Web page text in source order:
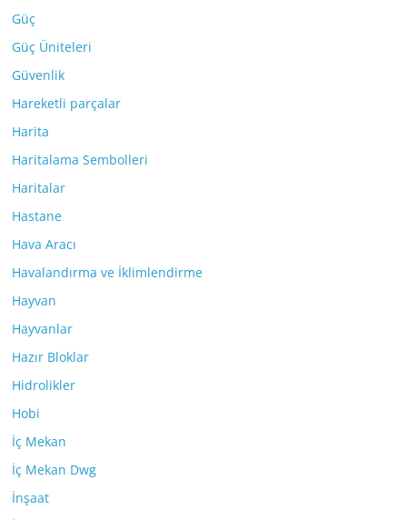
Güç
Güç Üniteleri
Güvenlik
Hareketli parçalar
Harita
Haritalama Sembolleri
Haritalar
Hastane
Hava Aracı
Havalandırma ve İklimlendirme
Hayvan
Hayvanlar
Hazır Bloklar
Hidrolikler
Hobi
İç Mekan
İç Mekan Dwg
İnşaat